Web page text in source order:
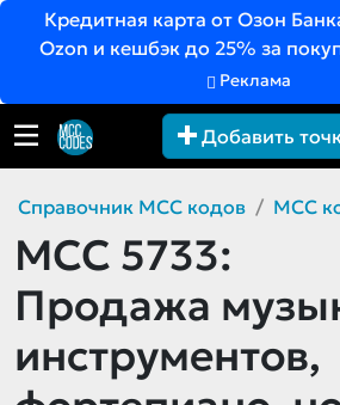
Кредитная карта от Озон
Ozon и кешбэк до 25% за
Реклама
Добавить
Справочник MCC кодов MCC
MCC 5733:
Продажа
инструментов,